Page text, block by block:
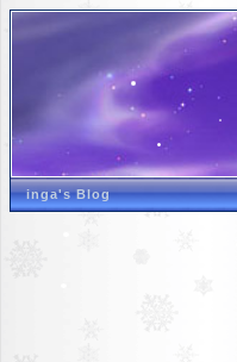
inga's Blog